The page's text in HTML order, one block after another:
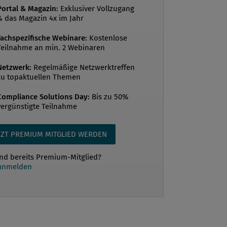
Für die Finanzierung spielen
eine wesentliche Rolle: Zum einen
genug finanzielle Mittel
und zum anderen dürfen di...
& Magazin: Exklusiver Vollzugang
das Magazin 4x im Jahr
Webinare: Kostenlose
an min. 2 Webinaren
Regelmäßige Netzwerktreffen
topaktuellen Themen
Solutions Day: Bis zu 50%
Teilnahme
PREMIUM MITGLIED WERDEN
bereits Premium-Mitglied?